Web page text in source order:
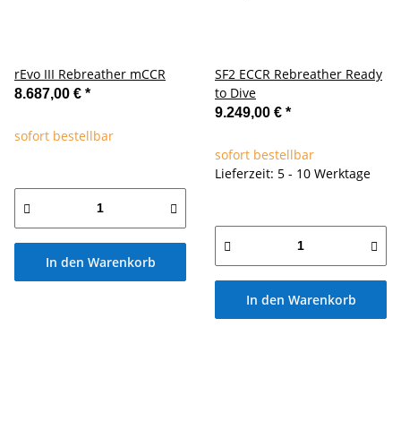
rEvo III Rebreather mCCR
8.687,00 € *
sofort bestellbar
In den Warenkorb
SF2 ECCR Rebreather Ready
to Dive
9.249,00 € *
sofort bestellbar
Lieferzeit: 5 - 10 Werktage
In den Warenkorb